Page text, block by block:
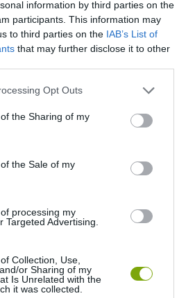
information by third parties on the
participants. This information may
to third parties on the IAB’s List of
that may further disclose it to other
app uses one or more Google
or usage behaviour. You may click to
to Google and its third-party tags to
specified purposes in below Google
Opt Outs
the Sharing of my
the Sale of my
processing my
Targeted Advertising.
Collection, Use,
or Sharing of my
Is Unrelated with the
it was collected.
KIRÁNDULÁS PANNONHALMA
TALÁLKOZÁSA
2026-08-04